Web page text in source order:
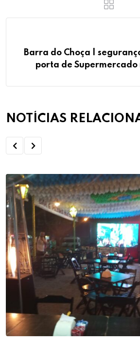
Barra do Choça |
porta de Supermercado
NOTÍCIAS